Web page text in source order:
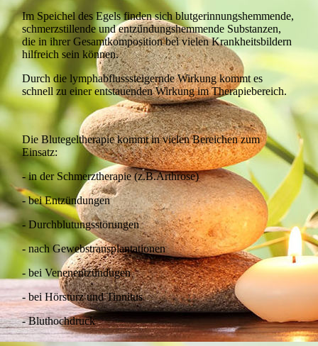
Im Speichel des Egels finden sich blutgerinnungshemmende,
schmerzstillende und entzündungshemmende Substanzen,
die in ihrer Gesamtkomposition bei vielen Krankheitsbildern
hilfreich sein können.
Durch die lymphabflusssteigernde Wirkung kommt es
schnell zu einer entstauenden Wirkung im Therapiebereich.
Die Blutegeltherapie kommt in vielen Bereichen zum
Einsatz:
- in der Schmerztherapie (z.B.Arthrose)
- bei Entzündungen
- Durchblutungsstörungen
- nach Gewebstransplantationen
- bei Venenentzündugen
- bei Hörsturz und Tinnitus
- Bluthochdruck